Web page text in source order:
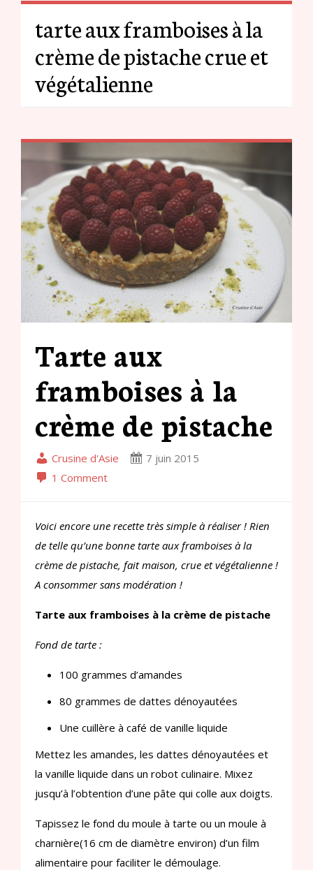
tarte aux framboises à la
crème de pistache crue et
végétalienne
Tarte aux
framboises à la
crème de pistache
Crusine d'Asie
7 juin 2015
1 Comment
Voici encore une recette très simple à réaliser ! Rien
de telle qu’une bonne tarte aux framboises à la
crème de pistache, fait maison, crue et végétalienne !
A consommer sans modération !
Tarte aux framboises à la crème de pistache
Fond de tarte :
100 grammes d’amandes
80 grammes de dattes dénoyautées
Une cuillère à café de vanille liquide
Mettez les amandes, les dattes dénoyautées et
la vanille liquide dans un robot culinaire. Mixez
jusqu’à l’obtention d’une pâte qui colle aux doigts.
Tapissez le fond du moule à tarte ou un moule à
charnière(16 cm de diamètre environ) d’un film
alimentaire pour faciliter le démoulage.